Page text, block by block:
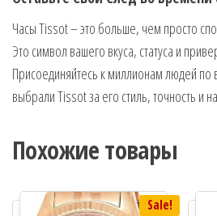
Часы Tissot – это больше, чем просто
Это символ вашего вкуса, статуса и
Присоединяйтесь к миллионам людей
выбрали Tissot за его стиль, точность и
Похожие товары
Sale!